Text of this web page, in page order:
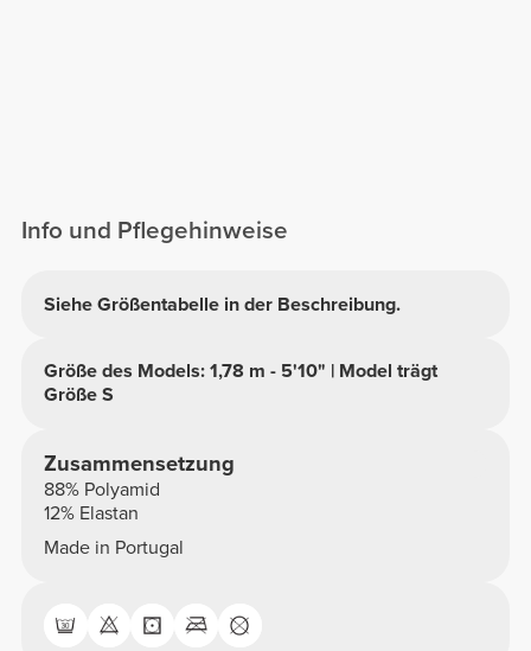
Info und Pflegehinweise
Siehe Größentabelle in der Beschreibung.
Größe des Models: 1,78 m - 5'10" | Model trägt
Größe S
Zusammensetzung
88% Polyamid
12% Elastan
Made in Portugal